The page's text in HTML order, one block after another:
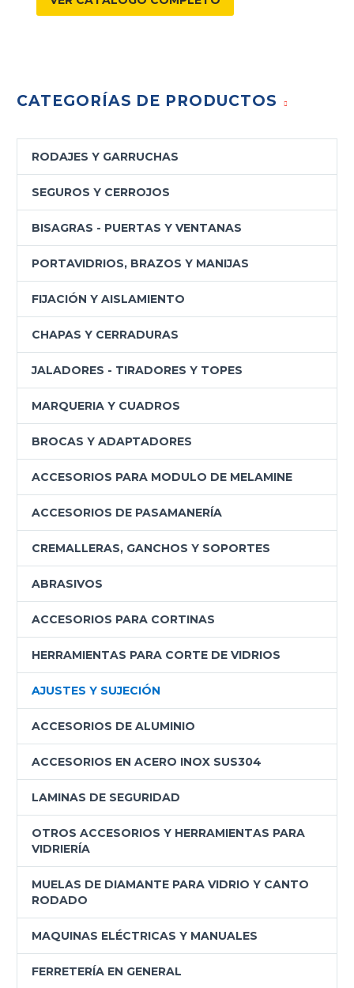
CATEGORÍAS DE PRODUCTOS
RODAJES Y GARRUCHAS
SEGUROS Y CERROJOS
BISAGRAS - PUERTAS Y VENTANAS
PORTAVIDRIOS, BRAZOS Y MANIJAS
FIJACIÓN Y AISLAMIENTO
CHAPAS Y CERRADURAS
JALADORES - TIRADORES Y TOPES
MARQUERIA Y CUADROS
BROCAS Y ADAPTADORES
ACCESORIOS PARA MODULO DE MELAMINE
ACCESORIOS DE PASAMANERÍA
CREMALLERAS, GANCHOS Y SOPORTES
ABRASIVOS
ACCESORIOS PARA CORTINAS
HERRAMIENTAS PARA CORTE DE VIDRIOS
AJUSTES Y SUJECIÓN
ACCESORIOS DE ALUMINIO
ACCESORIOS EN ACERO INOX SUS304
LAMINAS DE SEGURIDAD
OTROS ACCESORIOS Y HERRAMIENTAS PARA
VIDRIERÍA
MUELAS DE DIAMANTE PARA VIDRIO Y CANTO
RODADO
MAQUINAS ELÉCTRICAS Y MANUALES
FERRETERÍA EN GENERAL